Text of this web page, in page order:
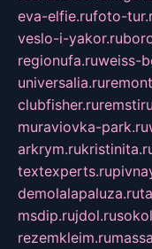
eva-elfie.rufoto-
veslo-i-yakor.ru
regionufa.ruweiss-
universalia.ru
clubfisher.ru
muraviovka-park.ru
arkrym.ru
textexperts.ru
demolalapaluza.ru
msdip.rujdol.ru
rezemkleim.ru